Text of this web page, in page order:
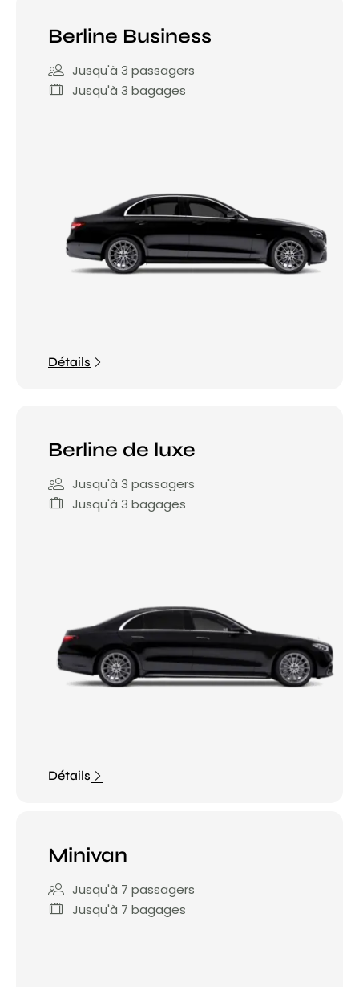
Berline Business
Jusqu'à 3 passagers
Jusqu'à 3 bagages
Détails
Berline de luxe
Jusqu'à 3 passagers
Jusqu'à 3 bagages
Détails
Minivan
Jusqu'à 7 passagers
Jusqu'à 7 bagages